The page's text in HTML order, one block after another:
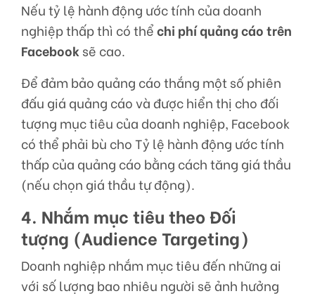
Nếu tỷ lệ hành động ước tính của doanh
nghiệp thấp thì có thểchi phí quảng cáo trên
Facebook sẽ cao.
Để đảm bảo quảng cáo thắng một số phiên
đấu giá quảng cáo và được hiển thị cho đối
tượng mục tiêu của doanh nghiệp, Facebook
có thể phải bù cho Tỷ lệ hành động ước tính
thấp của quảng cáo bằng cách tăng giá thầu
(nếu chọn giá thầu tự động).
4. Nhắm mục tiêu theo Đối
tượng (Audience Targeting)
Doanh nghiệp nhắm mục tiêu đến những ai
với số lượng bao nhiêu người sẽ ảnh hưởng